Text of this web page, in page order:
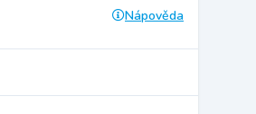
Nápověda